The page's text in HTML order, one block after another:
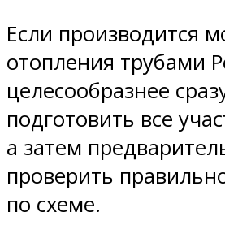
Если производится
отопления трубами
целесообразнее
подготовить все
а затем
проверить
по схеме.